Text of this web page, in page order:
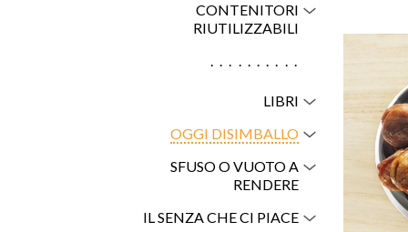
CONTENITORI
RIUTILIZZABILI
..........
LIBRI
OGGI DISIMBALLO
SFUSO O VUOTO A
RENDERE
IL SENZA CHE CI PIACE